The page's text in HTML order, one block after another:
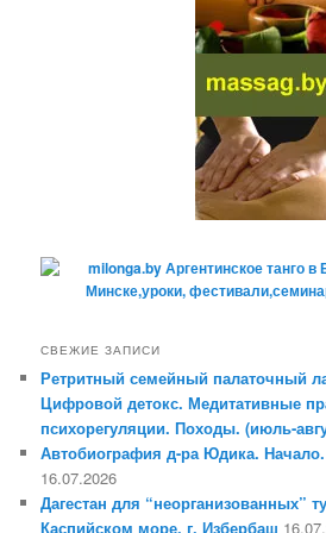
СВЕЖИЕ ЗАПИСИ
Ретритный семейный палаточный
Цифровой детокс. Медитативные
психорегуляции. Походы. (июль-
Автобиография д-ра Юдика. Начало.
16.07.2026
Дагестан для “неорганизованных”
Каспийском море. г. Избербаш